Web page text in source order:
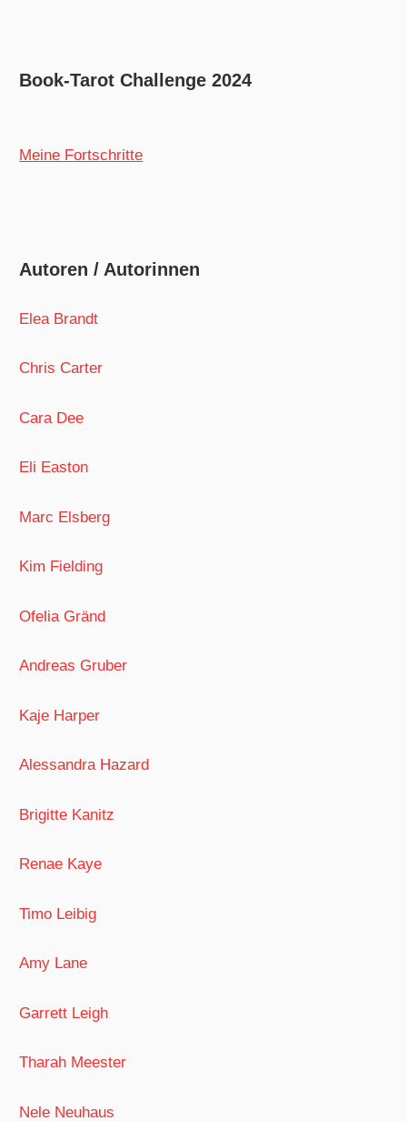
Book-Tarot Challenge 2024
Meine Fortschritte
Autoren / Autorinnen
Elea Brandt
Chris Carter
Cara Dee
Eli Easton
Marc Elsberg
Kim Fielding
Ofelia Gränd
Andreas Gruber
Kaje Harper
Alessandra Hazard
Brigitte Kanitz
Renae Kaye
Timo Leibig
Amy Lane
Garrett Leigh
Tharah Meester
Nele Neuhaus